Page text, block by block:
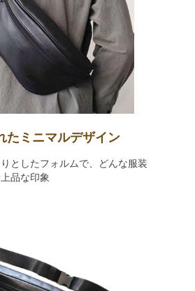
たミニマルデザイン
としたフォルムで、どんな服装
品な印象